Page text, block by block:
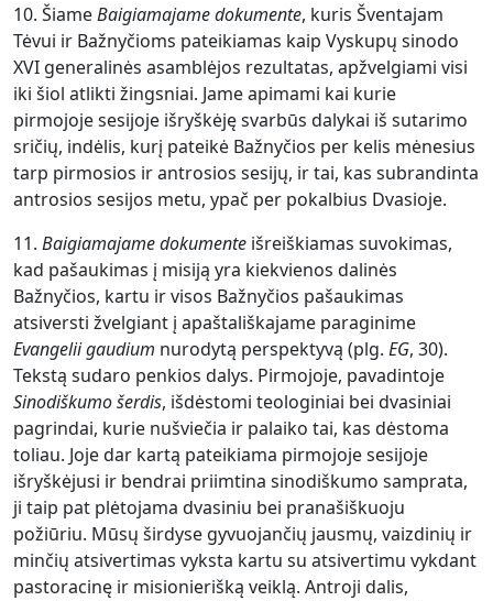
10. ŠiameBaigiamajame dokumente, kuris Šventajam
Tėvui ir Bažnyčioms pateikiamas kaip Vyskupų sinodo
XVI generalinės asamblėjos rezultatas, apžvelgiami visi
iki šiol atlikti žingsniai. Jame apimami kai kurie
pirmojoje sesijoje išryškėję svarbūs dalykai iš sutarimo
sričių, indėlis, kurį pateikė Bažnyčios per kelis mėnesius
tarp pirmosios ir antrosios sesijų, ir tai, kas subrandinta
antrosios sesijos metu, ypač per pokalbius Dvasioje.
11. Baigiamajame dokumente išreiškiamas suvokimas,
kad pašaukimas į misiją yra kiekvienos dalinės
Bažnyčios, kartu ir visos Bažnyčios pašaukimas
atsiversti žvelgiant į apaštališkajame paraginime
Evangelii gaudium nurodytą perspektyvą (plg. EG, 30).
Tekstą sudaro penkios dalys. Pirmojoje, pavadintoje
Sinodiškumo šerdis, išdėstomi teologiniai bei dvasiniai
pagrindai, kurie nušviečia ir palaiko tai, kas dėstoma
toliau. Joje dar kartą pateikiama pirmojoje sesijoje
išryškėjusi ir bendrai priimtina sinodiškumo samprata,
ji taip pat plėtojama dvasiniu bei pranašiškuoju
požiūriu. Mūsų širdyse gyvuojančių jausmų, vaizdinių ir
minčių atsivertimas vyksta kartu su atsivertimu vykdant
pastoracinę ir misionierišką veiklą. Antroji dalis,